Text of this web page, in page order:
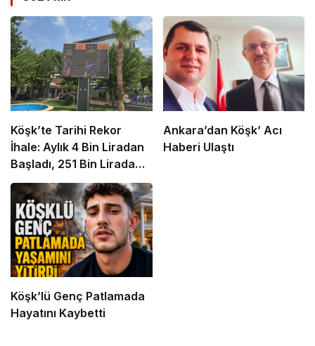
Köşk’te Tarihi Rekor
İhale: Aylık 4 Bin Liradan
Başladı, 251 Bin Lirada
Bitti
Ankara’dan Köşk’ Acı
Haberi Ulaştı
Köşk’lü Genç Patlamada
Hayatını Kaybetti